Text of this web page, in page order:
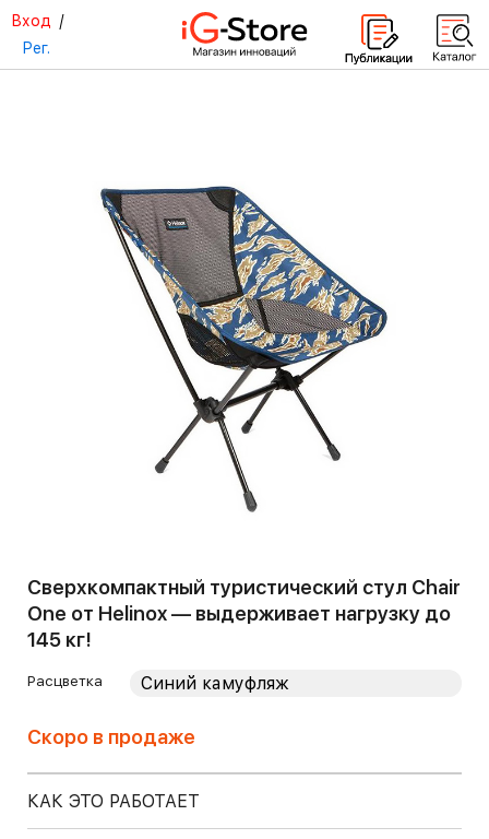
Вход /
Рег.
Сверхкомпактный туристический стул Chair
One от Helinox — выдерживает нагрузку до
145 кг!
Расцветка
Скоро в продаже
КАК ЭТО РАБОТАЕТ